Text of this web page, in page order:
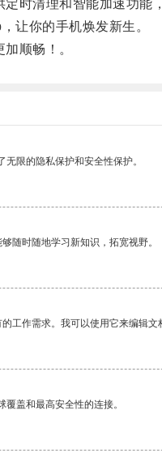
清理和智能加速功能，
你的手机焕发新生。
顺畅！。
限的隐私保护和安全性保护。
随时随地学习新知识，拓宽视野。
工作需求。我可以使用它来编辑文
盖和最高安全性的连接。